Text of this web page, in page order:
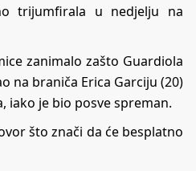
trijumfirala u nedjelju na
zanimalo zašto Guardiola
na braniča Erica Garciju (20)
iako je bio posve spreman.
što znači da će besplatno